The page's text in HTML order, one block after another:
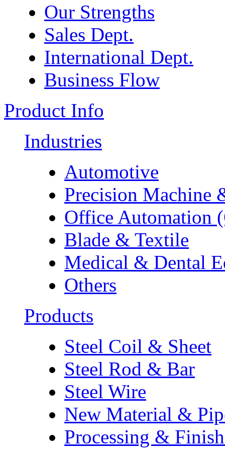
Our Strengths
Sales Dept.
International Dept.
Business Flow
Product Info
Industries
Automotive
Precision Machine
Office Automation
Blade & Textile
Medical & Dental
Others
Products
Steel Coil & Sheet
Steel Rod & Bar
Steel Wire
New Material &
Processing &